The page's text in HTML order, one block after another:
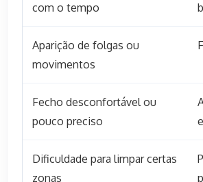
com o tempo
Aparição de folgas ou
movimentos
Fecho desconfortável ou
pouco preciso
Dificuldade para limpar certas
zonas